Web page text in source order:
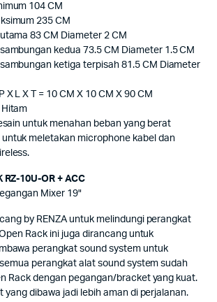
104 CM
235 CM
83 CM Diameter 2 CM
kedua 73.5 CM Diameter 1.5 CM
ketiga terpisah 81.5 CM Diameter
X L X T = 10 CM X 10 CM X 90 CM
Hitam
untuk menahan beban yang berat
meletakan microphone kabel dan
RZ-10U-OR + ACC
Mixer 19"
by RENZA untuk melindungi perangkat
Rack ini juga dirancang untuk
perangkat sound system untuk
perangkat alat sound system sudah
Rack dengan pegangan/bracket yang kuat.
yang dibawa jadi lebih aman di perjalanan.